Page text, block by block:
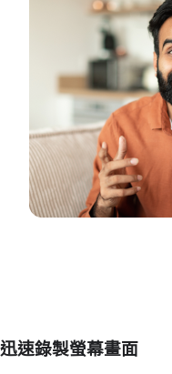
迅速錄製螢幕畫面